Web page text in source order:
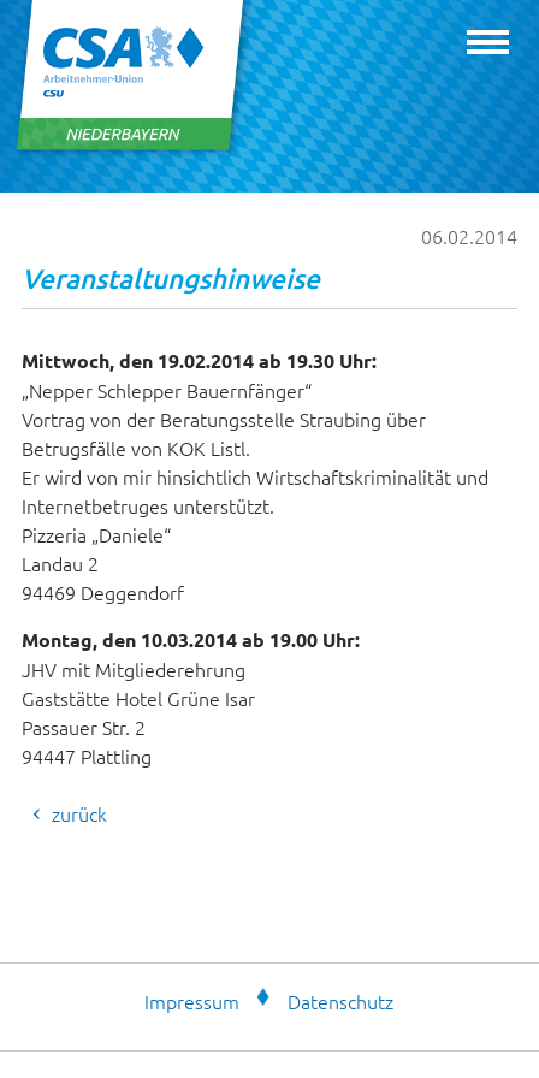
06.02.2014
Veranstaltungshinweise
Mittwoch, den 19.02.2014 ab 19.30 Uhr:
„Nepper Schlepper Bauernfänger“
Vortrag von der Beratungsstelle Straubing über
Betrugsfälle von KOK Listl.
Er wird von mir hinsichtlich Wirtschaftskriminalität und
Internetbetruges unterstützt.
Pizzeria „Daniele“
Landau 2
94469 Deggendorf
Montag, den 10.03.2014 ab 19.00 Uhr:
JHV mit Mitgliederehrung
Gaststätte Hotel Grüne Isar
Passauer Str. 2
94447 Plattling
zurück
Impressum Datenschutz